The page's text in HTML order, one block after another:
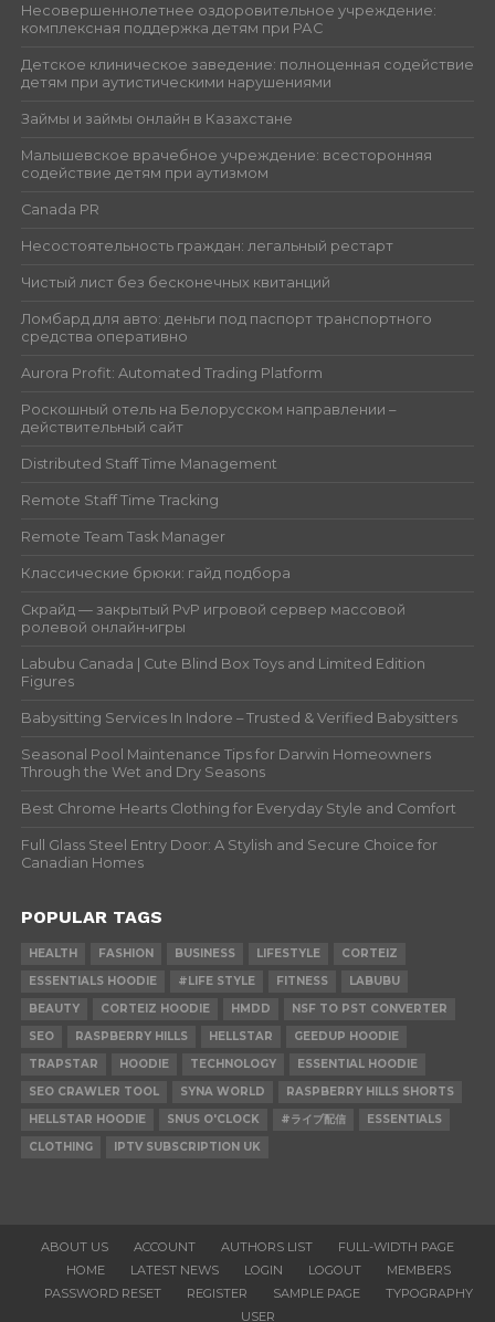
Несовершеннолетнее оздоровительное учреждение:
комплексная поддержка детям при РАС
Детское клиническое заведение: полноценная содействие
детям при аутистическими нарушениями
Займы и займы онлайн в Казахстане
Малышевское врачебное учреждение: всесторонняя
содействие детям при аутизмом
Canada PR
Несостоятельность граждан: легальный рестарт
Чистый лист без бесконечных квитанций
Ломбард для авто: деньги под паспорт транспортного
средства оперативно
Aurora Profit: Automated Trading Platform
Роскошный отель на Белорусском направлении –
действительный сайт
Distributed Staff Time Management
Remote Staff Time Tracking
Remote Team Task Manager
Классические брюки: гайд подбора
Скрайд — закрытый PvP игровой сервер массовой
ролевой онлайн‑игры
Labubu Canada | Cute Blind Box Toys and Limited Edition
Figures
Babysitting Services In Indore – Trusted & Verified Babysitters
Seasonal Pool Maintenance Tips for Darwin Homeowners
Through the Wet and Dry Seasons
Best Chrome Hearts Clothing for Everyday Style and Comfort
Full Glass Steel Entry Door: A Stylish and Secure Choice for
Canadian Homes
POPULAR TAGS
HEALTH FASHION BUSINESS LIFESTYLE
CORTEIZ
ESSENTIALS HOODIE
#LIFE STYLE FITNESS
LABUBU
BEAUTY
CORTEIZ HOODIE HMDD
NSF TO PST CONVERTER
SEO
RASPBERRY HILLS HELLSTAR
GEEDUP HOODIE
TRAPSTAR
HOODIE TECHNOLOGY
ESSENTIAL HOODIE
SEO CRAWLER TOOL
SYNA WORLD
RASPBERRY HILLS SHORTS
HELLSTAR HOODIE
SNUS O'CLOCK #ライブ配信
ESSENTIALS
CLOTHING
IPTV SUBSCRIPTION UK
ABOUT US ACCOUNT AUTHORS LIST
FULL-WIDTH PAGE
HOME
LATEST NEWS LOGIN LOGOUT
MEMBERS
PASSWORD RESET
REGISTER SAMPLE PAGE
TYPOGRAPHY
USER